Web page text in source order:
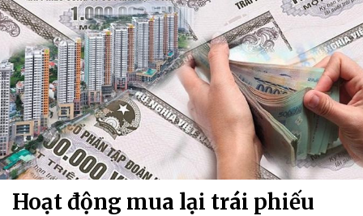
Hoạt động mua lại trái phiếu